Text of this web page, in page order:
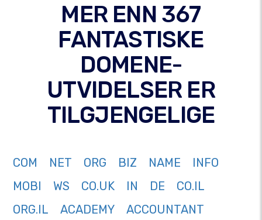
MER ENN 367
FANTASTISKE
DOMENE-
UTVIDELSER ER
TILGJENGELIGE
COM NET ORG BIZ NAME
INFO
MOBI
WS CO.UK IN DE
CO.IL
ORG.IL
ACADEMY
ACCOUNTANT